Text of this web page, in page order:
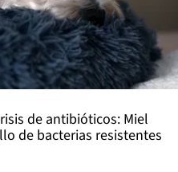
de antibióticos: Miel
de bacterias resistentes